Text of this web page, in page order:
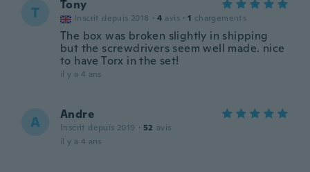
T Tony
Inscrit depuis 2018 · 4 avis · 1 chargements
The box was broken slightly in shipping
but the screwdrivers seem well made. nice
to have Torx in the set!
il y a 4 ans
A Andre
Inscrit depuis 2019 · 52 avis
il y a 4 ans